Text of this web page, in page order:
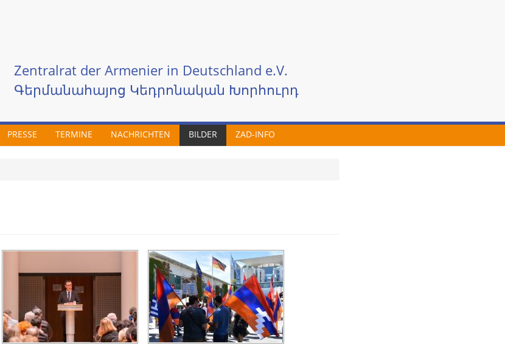
Zentralrat der Armenier in Deutschland e.V.
Գերմանահայոց Կեդրոնական Խորհուրդ
PRESSE TERMINE NACHRICHTEN BILDER ZAD-INFO